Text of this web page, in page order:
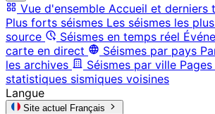
Vue d'ensemble Accueil et derniers
Plus forts séismes Les séismes les
source
Séismes en temps réel
carte en direct
Séismes par pays
les archives
Séismes par ville
statistiques sismiques voisines
Langue
Site actuel Français